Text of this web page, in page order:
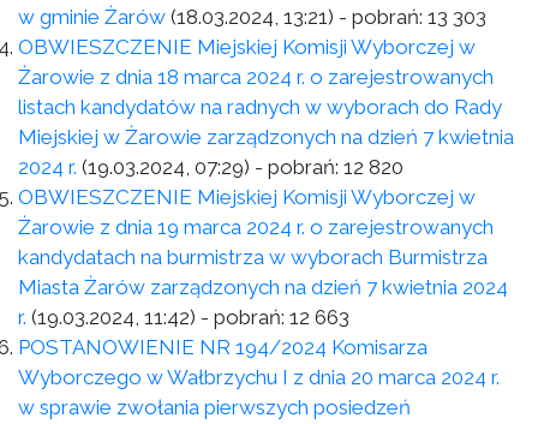
w gminie Żarów (18.03.2024, 13:21) - pobrań: 13 303
OBWIESZCZENIE Miejskiej Komisji Wyborczej w
Żarowie z dnia 18 marca 2024 r. o zarejestrowanych
listach kandydatów na radnych w wyborach do Rady
Miejskiej w Żarowie zarządzonych na dzień 7 kwietnia
2024 r. (19.03.2024, 07:29) - pobrań: 12 820
OBWIESZCZENIE Miejskiej Komisji Wyborczej w
Żarowie z dnia 19 marca 2024 r. o zarejestrowanych
kandydatach na burmistrza w wyborach Burmistrza
Miasta Żarów zarządzonych na dzień 7 kwietnia 2024
r. (19.03.2024, 11:42) - pobrań: 12 663
POSTANOWIENIE NR 194/2024 Komisarza
Wyborczego w Wałbrzychu I z dnia 20 marca 2024 r.
w sprawie zwołania pierwszych posiedzeń